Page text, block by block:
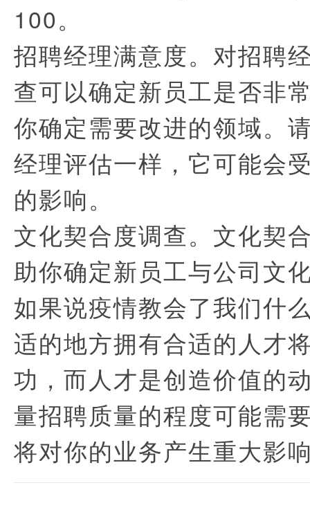
100。
招聘经理满意度。对招聘
查可以确定新员工是否非
你确定需要改进的领域。
经理评估一样，它可能会
的影响。
文化契合度调查。文化契
助你确定新员工与公司文
如果说疫情教会了我们什
适的地方拥有合适的人才
功，而人才是创造价值的
量招聘质量的程度可能需
将对你的业务产生重大影